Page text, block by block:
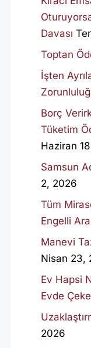
Davası
Toptan
İşten
Borç
Tüketim
Haziran
Samsun
2, 2026
Tüm
Engelli
Manevi
Nisan 23,
Ev Hapsi
Evde
2026